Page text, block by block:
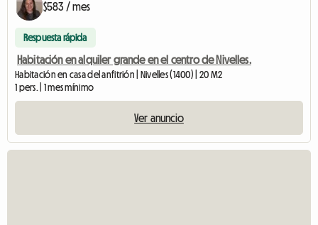
$583 / mes
Respuesta rápida
Habitación en alquiler grande en el centro de Nivelles.
Habitación en casa del anfitrión | Nivelles (1400) | 20 M2
1 pers. | 1 mes mínimo
Ver anuncio